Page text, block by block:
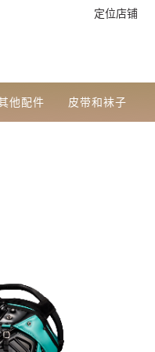
定位店铺
他配件 皮带和袜子